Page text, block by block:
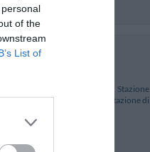
of the
List of
Valdarno, a due passi dalla Stazione
Novella di Firenze e la Stazione di